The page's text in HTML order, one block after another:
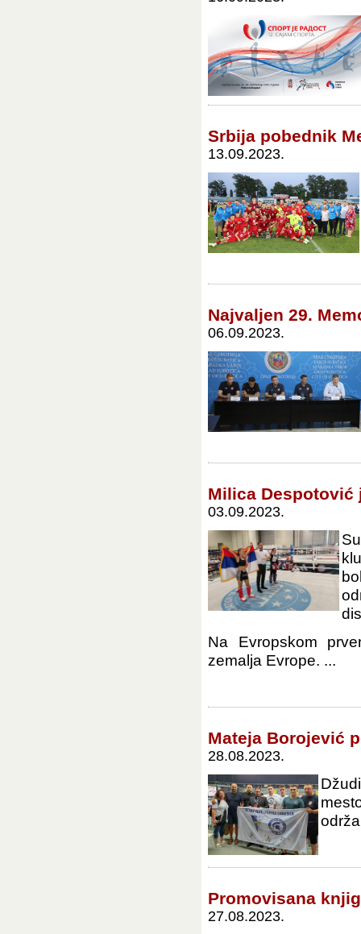
Srbija pobednik
13.09.2023.
Najvaljen 29.
06.09.2023.
Milica
03.09.2023.
Na Evropskom
zemalja Evrope. ...
Mateja Borojević
28.08.2023.
Promovisana
27.08.2023.